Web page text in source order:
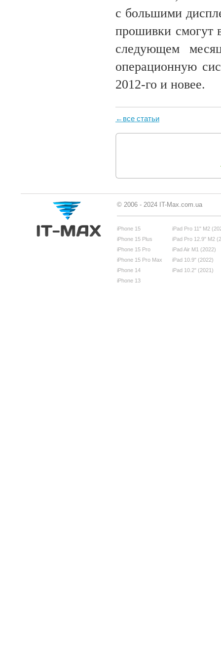
с большими
прошивки смогут
следующем
операционную
2012-го и новее.
←все статьи
© 2006 - 2024 IT-Max.com.ua
iPhone 15
iPhone 15 Plus
iPhone 15 Pro
iPhone 15 Pro Max
iPhone 14
iPhone 13
iPad Pro 11" M2
iPad Pro 12.9" M2
iPad Air M1 (2022)
iPad 10.9" (2022)
iPad 10.2" (2021)